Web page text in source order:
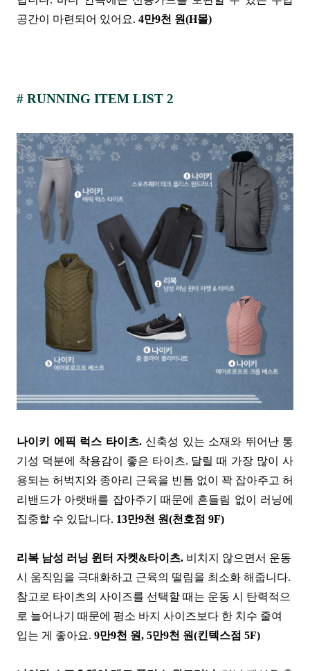
공간이 마련되어 있어요. 4만9천 원(H몰)
# RUNNING ITEM LIST 2
나이키 에픽 럭스 타이츠.신축성 있는 소재와 뛰어난 통
기성 덕분에 착용감이 좋은 타이츠. 달릴 때 가장 많이 사
용되는 허벅지와 종아리 근육을 빈틈 없이 꽉 잡아주고 허
리밴드가 아랫배를 잡아주기 때문에 흔들림 없이 러닝에
집중할 수 있답니다. 13만9천 원(천호점 9F)
리복 남성 러닝 윈터 자켓&타이츠. 비치지 않으면서 운동
시 움직임을 극대화하고 근육의 떨림을 최소화 해줍니다.
참고로 타이츠의 사이즈를 선택할 때는 운동 시 탄력적으
로 늘어나기 때문에 평소 바지 사이즈보다 한 치수 줄여
입는 게 좋아요. 9만9천 원, 5만9천 원(킨텍스점 5F)